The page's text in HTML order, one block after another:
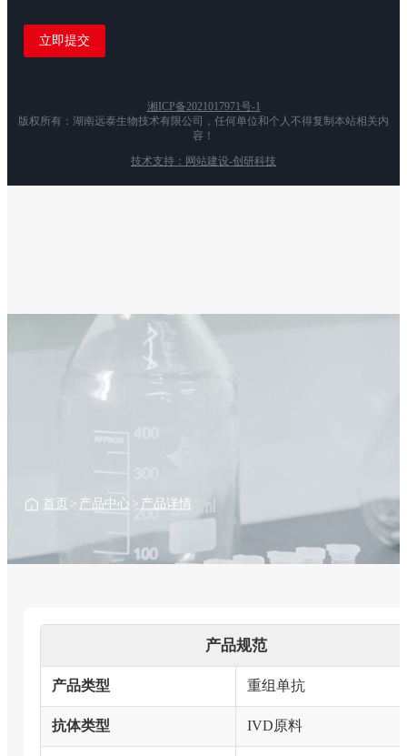
湘ICP备2021017971号-1
版权所有：湖南远泰生物技术有限公司，任何单位和个人不得复制本站相关内
容！
技术支持：网站建设-创研科技
首页 > 产品中心 > 产品详情
产品规范
产品类型 重组单抗
抗体类型 IVD原料